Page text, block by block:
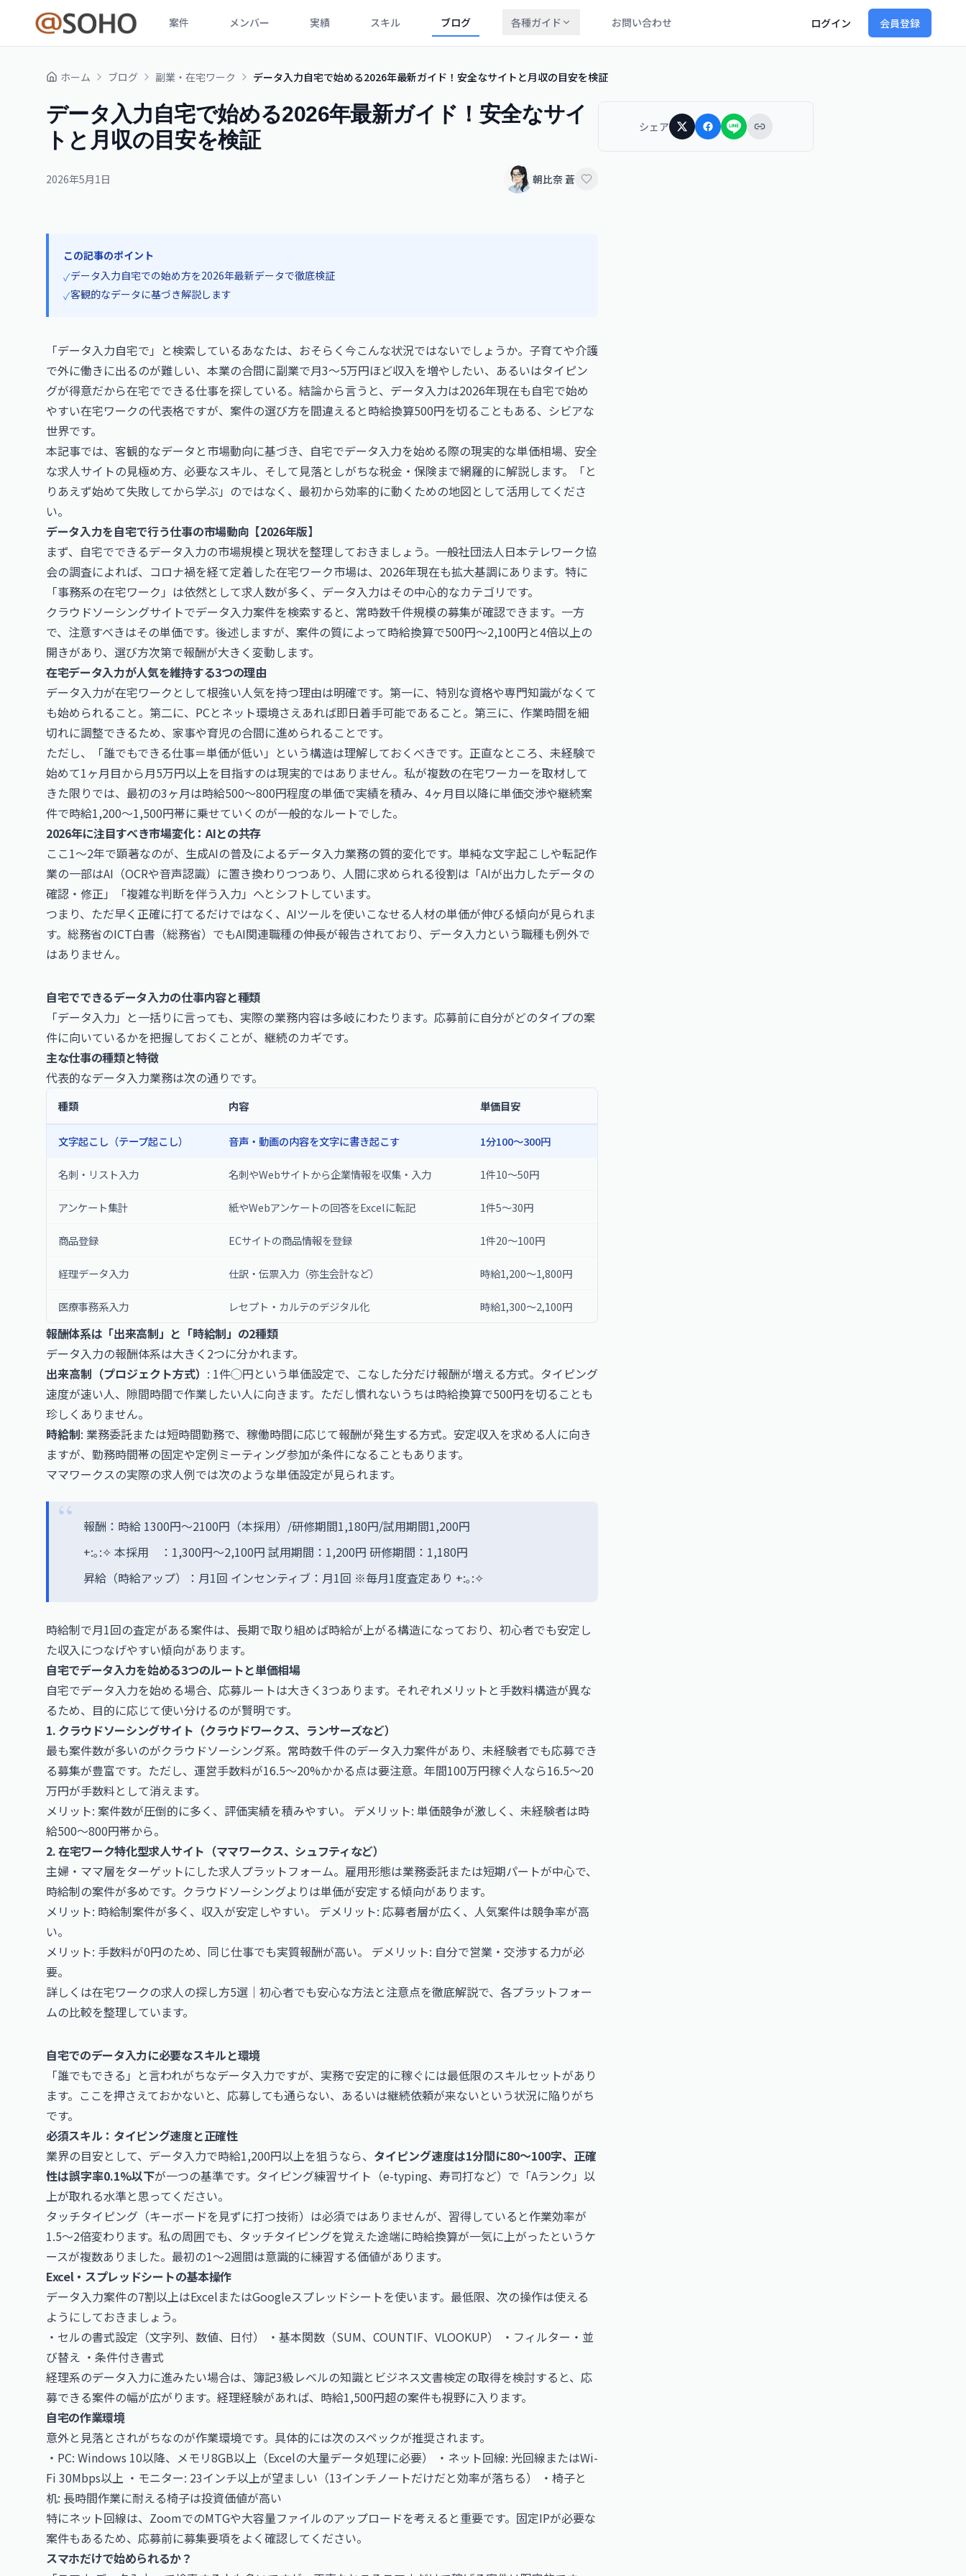
案件 メンバー 実績 スキル ブログ 各種ガイド お問い合わせ ログイン 会員登録
ホーム ブログ 副業・在宅ワーク データ入力自宅で始める2026年最新ガイド！安全なサイトと月収の目安を検証
データ入力自宅で始める2026年最新ガイド！安全なサイ
トと月収の目安を検証
2026年5月1日 朝比奈 蒼
この記事のポイント
✓データ入力自宅での始め方を2026年最新データで徹底検証
✓客観的なデータに基づき解説します
「データ入力自宅で」と検索しているあなたは、おそらく今こんな状況ではないでしょうか。子育てや介護
で外に働きに出るのが難しい、本業の合間に副業で月3〜5万円ほど収入を増やしたい、あるいはタイピン
グが得意だから在宅でできる仕事を探している。結論から言うと、データ入力は2026年現在も自宅で始め
やすい在宅ワークの代表格ですが、案件の選び方を間違えると時給換算500円を切ることもある、シビアな
世界です。
本記事では、客観的なデータと市場動向に基づき、自宅でデータ入力を始める際の現実的な単価相場、安全
な求人サイトの見極め方、必要なスキル、そして見落としがちな税金・保険まで網羅的に解説します。「と
りあえず始めて失敗してから学ぶ」のではなく、最初から効率的に動くための地図として活用してくださ
い。
データ入力を自宅で行う仕事の市場動向【2026年版】
まず、自宅でできるデータ入力の市場規模と現状を整理しておきましょう。一般社団法人日本テレワーク協
会の調査によれば、コロナ禍を経て定着した在宅ワーク市場は、2026年現在も拡大基調にあります。特に
「事務系の在宅ワーク」は依然として求人数が多く、データ入力はその中心的なカテゴリです。
クラウドソーシングサイトでデータ入力案件を検索すると、常時数千件規模の募集が確認できます。一方
で、注意すべきはその単価です。後述しますが、案件の質によって時給換算で500円〜2,100円と4倍以上の
開きがあり、選び方次第で報酬が大きく変動します。
在宅データ入力が人気を維持する3つの理由
データ入力が在宅ワークとして根強い人気を持つ理由は明確です。第一に、特別な資格や専門知識がなくて
も始められること。第二に、PCとネット環境さえあれば即日着手可能であること。第三に、作業時間を細
切れに調整できるため、家事や育児の合間に進められることです。
ただし、「誰でもできる仕事＝単価が低い」という構造は理解しておくべきです。正直なところ、未経験で
始めて1ヶ月目から月5万円以上を目指すのは現実的ではありません。私が複数の在宅ワーカーを取材して
きた限りでは、最初の3ヶ月は時給500〜800円程度の単価で実績を積み、4ヶ月目以降に単価交渉や継続案
件で時給1,200〜1,500円帯に乗せていくのが一般的なルートでした。
2026年に注目すべき市場変化：AIとの共存
ここ1〜2年で顕著なのが、生成AIの普及によるデータ入力業務の質的変化です。単純な文字起こしや転記作
業の一部はAI（OCRや音声認識）に置き換わりつつあり、人間に求められる役割は「AIが出力したデータの
確認・修正」「複雑な判断を伴う入力」へとシフトしています。
つまり、ただ早く正確に打てるだけではなく、AIツールを使いこなせる人材の単価が伸びる傾向が見られま
す。総務省のICT白書（総務省） でもAI関連職種の伸長が報告されており、データ入力という職種も例外で
はありません。
自宅でできるデータ入力の仕事内容と種類
「データ入力」と一括りに言っても、実際の業務内容は多岐にわたります。応募前に自分がどのタイプの案
件に向いているかを把握しておくことが、継続のカギです。
主な仕事の種類と特徴
代表的なデータ入力業務は次の通りです。
種類 内容 単価目安
文字起こし（テープ起こし） 音声・動画の内容を文字に書き起こす 1分100〜300円
名刺・リスト入力 名刺やWebサイトから企業情報を収集・入力 1件10〜50円
アンケート集計 紙やWebアンケートの回答をExcelに転記 1件5〜30円
商品登録 ECサイトの商品情報を登録 1件20〜100円
経理データ入力 仕訳・伝票入力（弥生会計など） 時給1,200〜1,800円
医療事務系入力 レセプト・カルテのデジタル化 時給1,300〜2,100円
報酬体系は「出来高制」と「時給制」の2種類
データ入力の報酬体系は大きく2つに分かれます。
出来高制（プロジェクト方式） : 1件◯円という単価設定で、こなした分だけ報酬が増える方式。タイピング
速度が速い人、隙間時間で作業したい人に向きます。ただし慣れないうちは時給換算で500円を切ることも
珍しくありません。
時給制: 業務委託または短時間勤務で、稼働時間に応じて報酬が発生する方式。安定収入を求める人に向き
ますが、勤務時間帯の固定や定例ミーティング参加が条件になることもあります。
ママワークスの実際の求人例では次のような単価設定が見られます。
報酬：時給 1300円～2100円（本採用）/研修期間1,180円/試用期間1,200円
+:｡:✧ 本採用 ：1,300円～2,100円 試用期間：1,200円 研修期間：1,180円
昇給（時給アップ）：月1回 インセンティブ：月1回 ※毎月1度査定あり +:｡:✧
時給制で月1回の査定がある案件は、長期で取り組めば時給が上がる構造になっており、初心者でも安定し
た収入につなげやすい傾向があります。
自宅でデータ入力を始める3つのルートと単価相場
自宅でデータ入力を始める場合、応募ルートは大きく3つあります。それぞれメリットと手数料構造が異な
るため、目的に応じて使い分けるのが賢明です。
1. クラウドソーシングサイト（クラウドワークス、ランサーズなど）
最も案件数が多いのがクラウドソーシング系。常時数千件のデータ入力案件があり、未経験者でも応募でき
る募集が豊富です。ただし、運営手数料が16.5〜20%かかる点は要注意。年間100万円稼ぐ人なら16.5〜20
万円が手数料として消えます。
メリット: 案件数が圧倒的に多く、評価実績を積みやすい。 デメリット: 単価競争が激しく、未経験者は時
給500〜800円帯から。
2. 在宅ワーク特化型求人サイト（ママワークス、シュフティなど）
主婦・ママ層をターゲットにした求人プラットフォーム。雇用形態は業務委託または短期パートが中心で、
時給制の案件が多めです。クラウドソーシングよりは単価が安定する傾向があります。
メリット: 時給制案件が多く、収入が安定しやすい。 デメリット: 応募者層が広く、人気案件は競争率が高
い。
メリット: 手数料が0円のため、同じ仕事でも実質報酬が高い。 デメリット: 自分で営業・交渉する力が必
要。
詳しくは在宅ワークの求人の探し方5選｜初心者でも安心な方法と注意点を徹底解説で、各プラットフォー
ムの比較を整理しています。
自宅でのデータ入力に必要なスキルと環境
「誰でもできる」と言われがちなデータ入力ですが、実務で安定的に稼ぐには最低限のスキルセットがあり
ます。ここを押さえておかないと、応募しても通らない、あるいは継続依頼が来ないという状況に陥りがち
です。
必須スキル：タイピング速度と正確性
業界の目安として、データ入力で時給1,200円以上を狙うなら、 タイピング速度は1分間に80〜100字、正確
性は誤字率0.1%以下が一つの基準です。タイピング練習サイト（e-typing、寿司打など）で「Aランク」以
上が取れる水準と思ってください。
タッチタイピング（キーボードを見ずに打つ技術）は必須ではありませんが、習得していると作業効率が
1.5〜2倍変わります。私の周囲でも、タッチタイピングを覚えた途端に時給換算が一気に上がったというケ
ースが複数ありました。最初の1〜2週間は意識的に練習する価値があります。
Excel・スプレッドシートの基本操作
データ入力案件の7割以上はExcelまたはGoogleスプレッドシートを使います。最低限、次の操作は使える
ようにしておきましょう。
・セルの書式設定（文字列、数値、日付） ・基本関数（SUM、COUNTIF、VLOOKUP） ・フィルター・並
び替え ・条件付き書式
経理系のデータ入力に進みたい場合は、簿記3級レベルの知識と ビジネス文書検定の取得を検討すると、応
募できる案件の幅が広がります。経理経験があれば、時給1,500円超の案件も視野に入ります。
自宅の作業環境
意外と見落とされがちなのが作業環境です。具体的には次のスペックが推奨されます。
・PC: Windows 10以降、メモリ8GB以上（Excelの大量データ処理に必要） ・ネット回線: 光回線またはWi-
Fi 30Mbps以上 ・モニター: 23インチ以上が望ましい（13インチノートだけだと効率が落ちる） ・椅子と
机: 長時間作業に耐える椅子は投資価値が高い
特にネット回線は、ZoomでのMTGや大容量ファイルのアップロードを考えると重要です。固定IPが必要な
案件もあるため、応募前に募集要項をよく確認してください。
スマホだけで始められるか？
シェア